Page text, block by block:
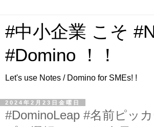
#中小企業 こそ
#Domino ！！
Let's use Notes / Domino for SMEs! !
2024年2月23日金曜日
#DominoLeap #名前ピッ